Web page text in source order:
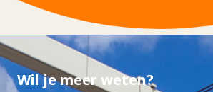
Wil je meer weten?